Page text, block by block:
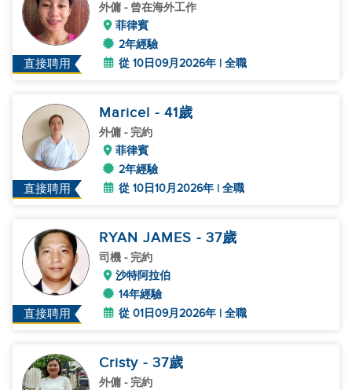
直接聘用
外傭 - 曾在海外工作
菲律賓
2年經驗
從 10日09月2026年 | 全職
直接聘用
Maricel - 41歲
外傭 - 完約
菲律賓
2年經驗
從 10日10月2026年 | 全職
直接聘用
RYAN JAMES - 37歲
司機 - 完約
沙特阿拉伯
14年經驗
從 01日09月2026年 | 全職
Cristy - 37歲
外傭 - 完約